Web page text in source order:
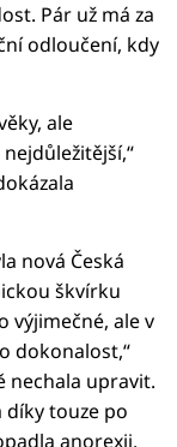
Pár už má za
odloučení, kdy
ale
nová Česká
škvírku
výjimečné, ale v
dokonalost,“
nechala upravit.
touze po
anorexii.